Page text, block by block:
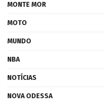
MONTE MOR
MOTO
MUNDO
NBA
NOTÍCIAS
NOVA ODESSA